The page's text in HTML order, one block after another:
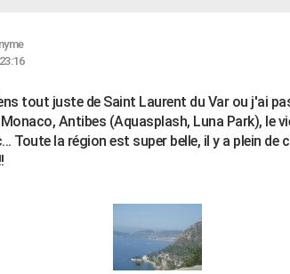
tout juste de Saint Laurent du Var ou j'ai
Antibes (Aquasplash, Luna Park), le
Toute la région est super belle, il y a plein de